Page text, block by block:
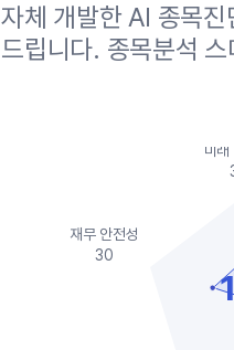
자체 개발한 AI 종목
드립니다. 종목분석
미
재무 안전성
30